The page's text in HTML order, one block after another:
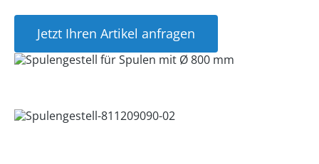
Jetzt Ihren Artikel anfragen